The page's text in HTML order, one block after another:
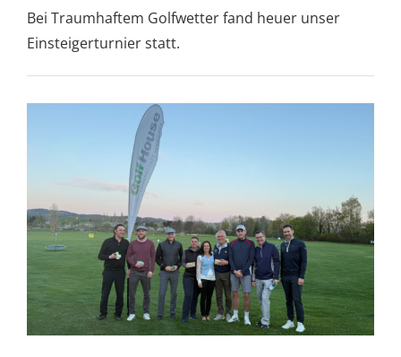
Bei Traumhaftem Golfwetter fand heuer unser
Einsteigerturnier statt.